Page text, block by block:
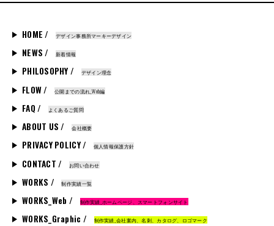
HOME / デザイン事務所マーキーデザイン
NEWS / 新着情報
PHILOSOPHY / デザイン理念
FLOW / 公開までの流れ_Web編
FAQ / よくあるご質問
ABOUT US / 会社概要
PRIVACY POLICY / 個人情報保護方針
CONTACT / お問い合わせ
WORKS / 制作実績一覧
WORKS_Web / 制作実績_ホームページ、スマートフォンサイト
WORKS_Graphic / 制作実績_会社案内、名刺、カタログ、ロゴマーク